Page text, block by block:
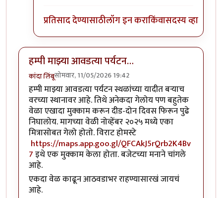
प्रतिसाद देण्यासाठीलॉग इन कराकिंवासदस्य व्हा
हम्पी माझ्या आवडत्या पर्यटन…
कांदा लिंबूसोमवार, 11/05/2026 19:42
हम्पी माझ्या आवडत्या पर्यटन स्थळांच्या यादीत बऱ्याच
वरच्या स्थानावर आहे.‌ तिथे अनेकदा गेलोय पण बहुतेक
वेळा एखादा मुक्काम करून दीड-दोन दिवस फिरून पुढे
निघालोय.‌ मागच्या वेळी नोव्हेंबर २०२५ मध्ये एका
मित्रासोबत गेलो होतो.‌ विराट होमस्टे
https://maps.app.goo.gl/QFCAkJ5rQrb2K4Bv
7इथे एक मुक्काम केला होता. बजेटच्या मनाने चांगले
आहे.
एकदा वेळ काढून आठवडाभर राहण्यासारखं जायचं
आहे.‌